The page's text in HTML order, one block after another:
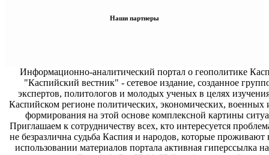
Наши партнеры
Информационно-аналитический портал о геополитике
"Каспийский вестник" - сетевое издание, созданное
экспертов, политологов и молодых ученых в целях
Каспийском регионе политических, экономических, военных
формирования на этой основе комплексной картины
Приглашаем к сотрудничеству всех, кто интересуется
не безразлична судьба Каспия и народов, которые проживают
использовании материалов портала активная гиперссылка на